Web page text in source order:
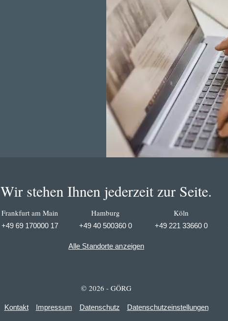
Wir stehen Ihnen jederzeit zur Seite.
Frankfurt am Main
+49 69 170000 17
Hamburg
+49 40 500360 0
Köln
+49 221 33660 0
Alle Standorte anzeigen
© 2026 - GÖRG
Kontakt Impressum Datenschutz Datenschutzeinstellungen